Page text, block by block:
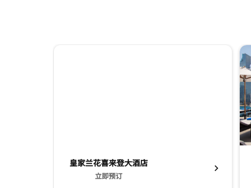
皇家兰花喜来登大酒店
立即预订